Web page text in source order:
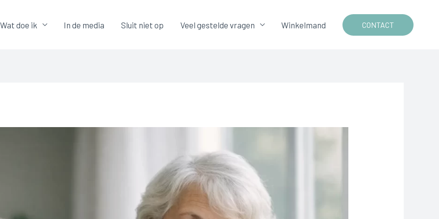
Wat doe ik In de media Sluit niet op Veel gestelde vragen Winkelmand CONTACT